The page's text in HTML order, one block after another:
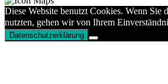
Diese Website benutzt Cookies. Wenn Sie
nutzten, gehen wir von Ihrem
Datenschutzerklärung